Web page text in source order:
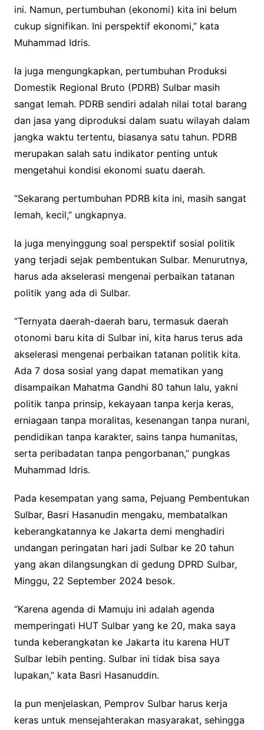
ini. Namun, pertumbuhan (ekonomi) kita ini belum
cukup signifikan. Ini perspektif ekonomi,” kata
Muhammad Idris.
Ia juga mengungkapkan, pertumbuhan Produksi
Domestik Regional Bruto (PDRB) Sulbar masih
sangat lemah. PDRB sendiri adalah nilai total barang
dan jasa yang diproduksi dalam suatu wilayah dalam
jangka waktu tertentu, biasanya satu tahun. PDRB
merupakan salah satu indikator penting untuk
mengetahui kondisi ekonomi suatu daerah.
“Sekarang pertumbuhan PDRB kita ini, masih sangat
lemah, kecil,” ungkapnya.
Ia juga menyinggung soal perspektif sosial politik
yang terjadi sejak pembentukan Sulbar. Menurutnya,
harus ada akselerasi mengenai perbaikan tatanan
politik yang ada di Sulbar.
“Ternyata daerah-daerah baru, termasuk daerah
otonomi baru kita di Sulbar ini, kita harus terus ada
akselerasi mengenai perbaikan tatanan politik kita.
Ada 7 dosa sosial yang dapat mematikan yang
disampaikan Mahatma Gandhi 80 tahun lalu, yakni
politik tanpa prinsip, kekayaan tanpa kerja keras,
erniagaan tanpa moralitas, kesenangan tanpa nurani,
pendidikan tanpa karakter, sains tanpa humanitas,
serta peribadatan tanpa pengorbanan,” pungkas
Muhammad Idris.
Pada kesempatan yang sama, Pejuang Pembentukan
Sulbar, Basri Hasanudin mengaku, membatalkan
keberangkatannya ke Jakarta demi menghadiri
undangan peringatan hari jadi Sulbar ke 20 tahun
yang akan dilangsungkan di gedung DPRD Sulbar,
Minggu, 22 September 2024 besok.
“Karena agenda di Mamuju ini adalah agenda
memperingati HUT Sulbar yang ke 20, maka saya
tunda keberangkatan ke Jakarta itu karena HUT
Sulbar lebih penting. Sulbar ini tidak bisa saya
lupakan,” kata Basri Hasanuddin.
Ia pun menjelaskan, Pemprov Sulbar harus kerja
keras untuk mensejahterakan masyarakat, sehingga